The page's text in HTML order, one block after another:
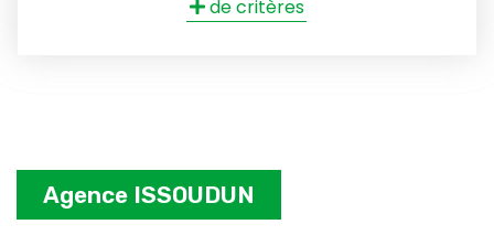
de critères
Agence ISSOUDUN